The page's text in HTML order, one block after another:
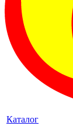
Каталог